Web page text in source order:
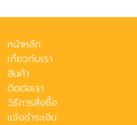
หน้าหลัก
เกี่ยวกับเรา
สินค้า
ติดต่อเรา
วิธีการสั่งซื้อ
แจ้งชำระเงิน